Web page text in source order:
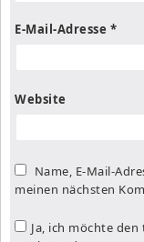
E-Mail-Adresse *
Website
Name, E-Mail-
meinen nächsten
Ja, ich möchte